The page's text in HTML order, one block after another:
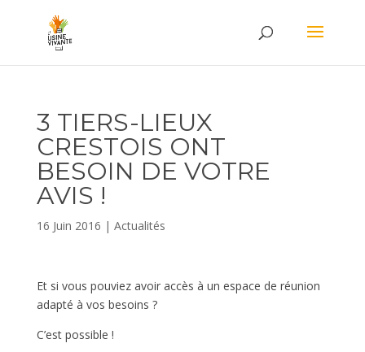
3 TIERS-LIEUX
CRESTOIS ONT
BESOIN DE VOTRE
AVIS !
16 Juin 2016 | Actualités
Et si vous pouviez avoir accès à un espace de réunion
adapté à vos besoins ?
C’est possible !